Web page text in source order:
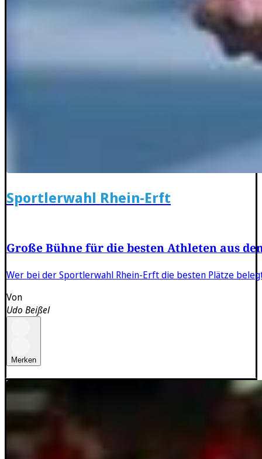
Sportlerwahl Rhein-Erft
Große Bühne für die besten Athleten aus
Wer bei der Sportlerwahl Rhein-Erft die besten Plätze
Von
Udo Beißel
Merken